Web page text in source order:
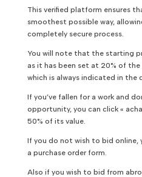
This verified platform ensures
smoothest possible way,
completely secure process.
You will note that the starting
as it has been set at 20% of
which is always indicated in the
If you’ve fallen for a work and
opportunity, you can click «
50% of its value.
If you do not wish to bid online,
a purchase order form.
Also if you wish to bid from